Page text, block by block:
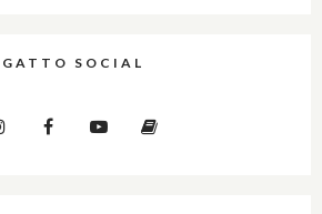
GATTO SOCIAL